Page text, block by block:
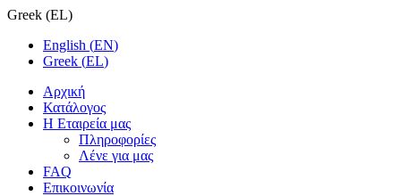
Greek (EL)
English (EN)
Greek (EL)
Αρχική
Κατάλογος
Η Εταιρεία μας
Πληροφορίες
Λένε για μας
FAQ
Επικοινωνία